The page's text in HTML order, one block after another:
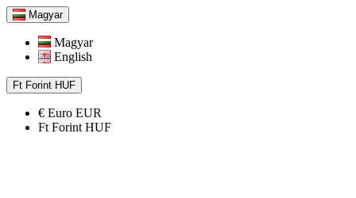
Magyar
Magyar
English
Ft Forint HUF
€ Euro EUR
Ft Forint HUF